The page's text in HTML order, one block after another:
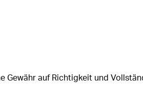
Gewähr auf Richtigkeit und